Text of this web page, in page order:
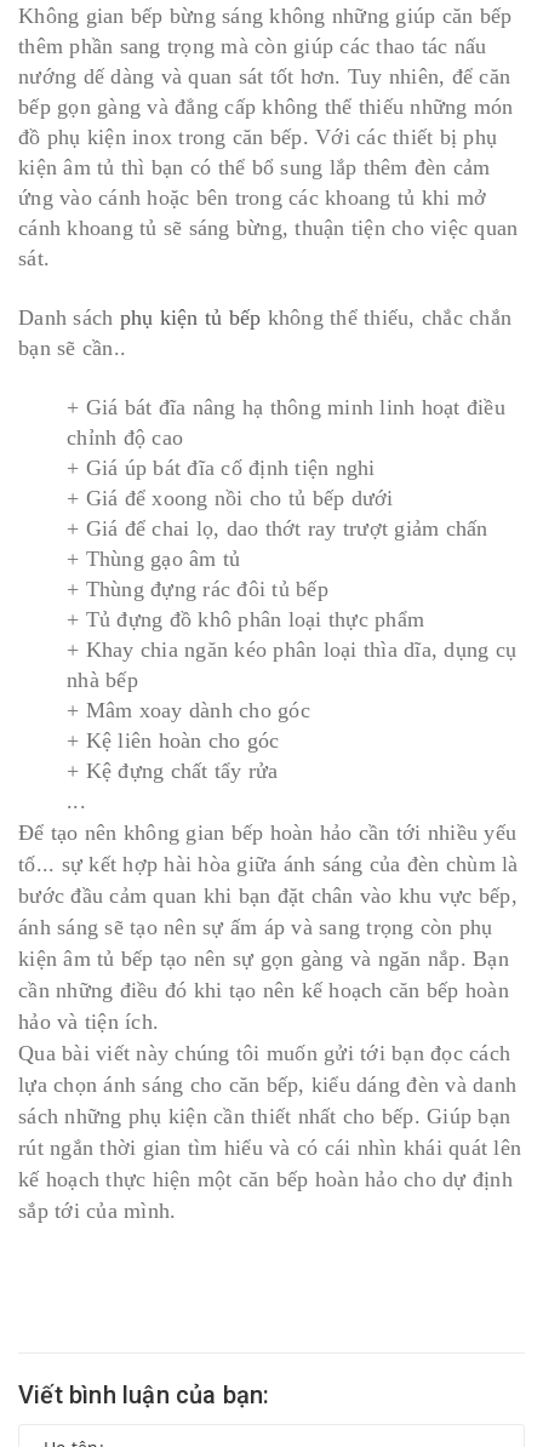
Không gian bếp bừng sáng không những giúp căn bếp
thêm phần sang trọng mà còn giúp các thao tác nấu
nướng dế dàng và quan sát tốt hơn. Tuy nhiên, để căn
bếp gọn gàng và đẳng cấp không thể thiếu những món
đồ phụ kiện inox trong căn bếp. Với các thiết bị phụ
kiện âm tủ thì bạn có thể bổ sung lắp thêm đèn cảm
ứng vào cánh hoặc bên trong các khoang tủ khi mở
cánh khoang tủ sẽ sáng bừng, thuận tiện cho việc quan
sát.
Danh sách phụ kiện tủ bếp không thể thiếu, chắc chắn
bạn sẽ cần..
+ Giá bát đĩa nâng hạ thông minh linh hoạt điều
chỉnh độ cao
+ Giá úp bát đĩa cố định tiện nghi
+ Giá để xoong nồi cho tủ bếp dưới
+ Giá để chai lọ, dao thớt ray trượt giảm chấn
+ Thùng gạo âm tủ
+ Thùng đựng rác đôi tủ bếp
+ Tủ đựng đồ khô phân loại thực phẩm
+ Khay chia ngăn kéo phân loại thìa dĩa, dụng cụ
nhà bếp
+ Mâm xoay dành cho góc
+ Kệ liên hoàn cho góc
+ Kệ đựng chất tẩy rửa
...
Để tạo nên không gian bếp hoàn hảo cần tới nhiều yếu
tố... sự kết hợp hài hòa giữa ánh sáng của đèn chùm là
bước đầu cảm quan khi bạn đặt chân vào khu vực bếp,
ánh sáng sẽ tạo nên sự ấm áp và sang trọng còn phụ
kiện âm tủ bếp tạo nên sự gọn gàng và ngăn nắp. Bạn
cần những điều đó khi tạo nên kế hoạch căn bếp hoàn
hảo và tiện ích.
Qua bài viết này chúng tôi muốn gửi tới bạn đọc cách
lựa chọn ánh sáng cho căn bếp, kiểu dáng đèn và danh
sách những phụ kiện cần thiết nhất cho bếp. Giúp bạn
rút ngắn thời gian tìm hiểu và có cái nhìn khái quát lên
kế hoạch thực hiện một căn bếp hoàn hảo cho dự định
sắp tới của mình.
Viết bình luận của bạn: